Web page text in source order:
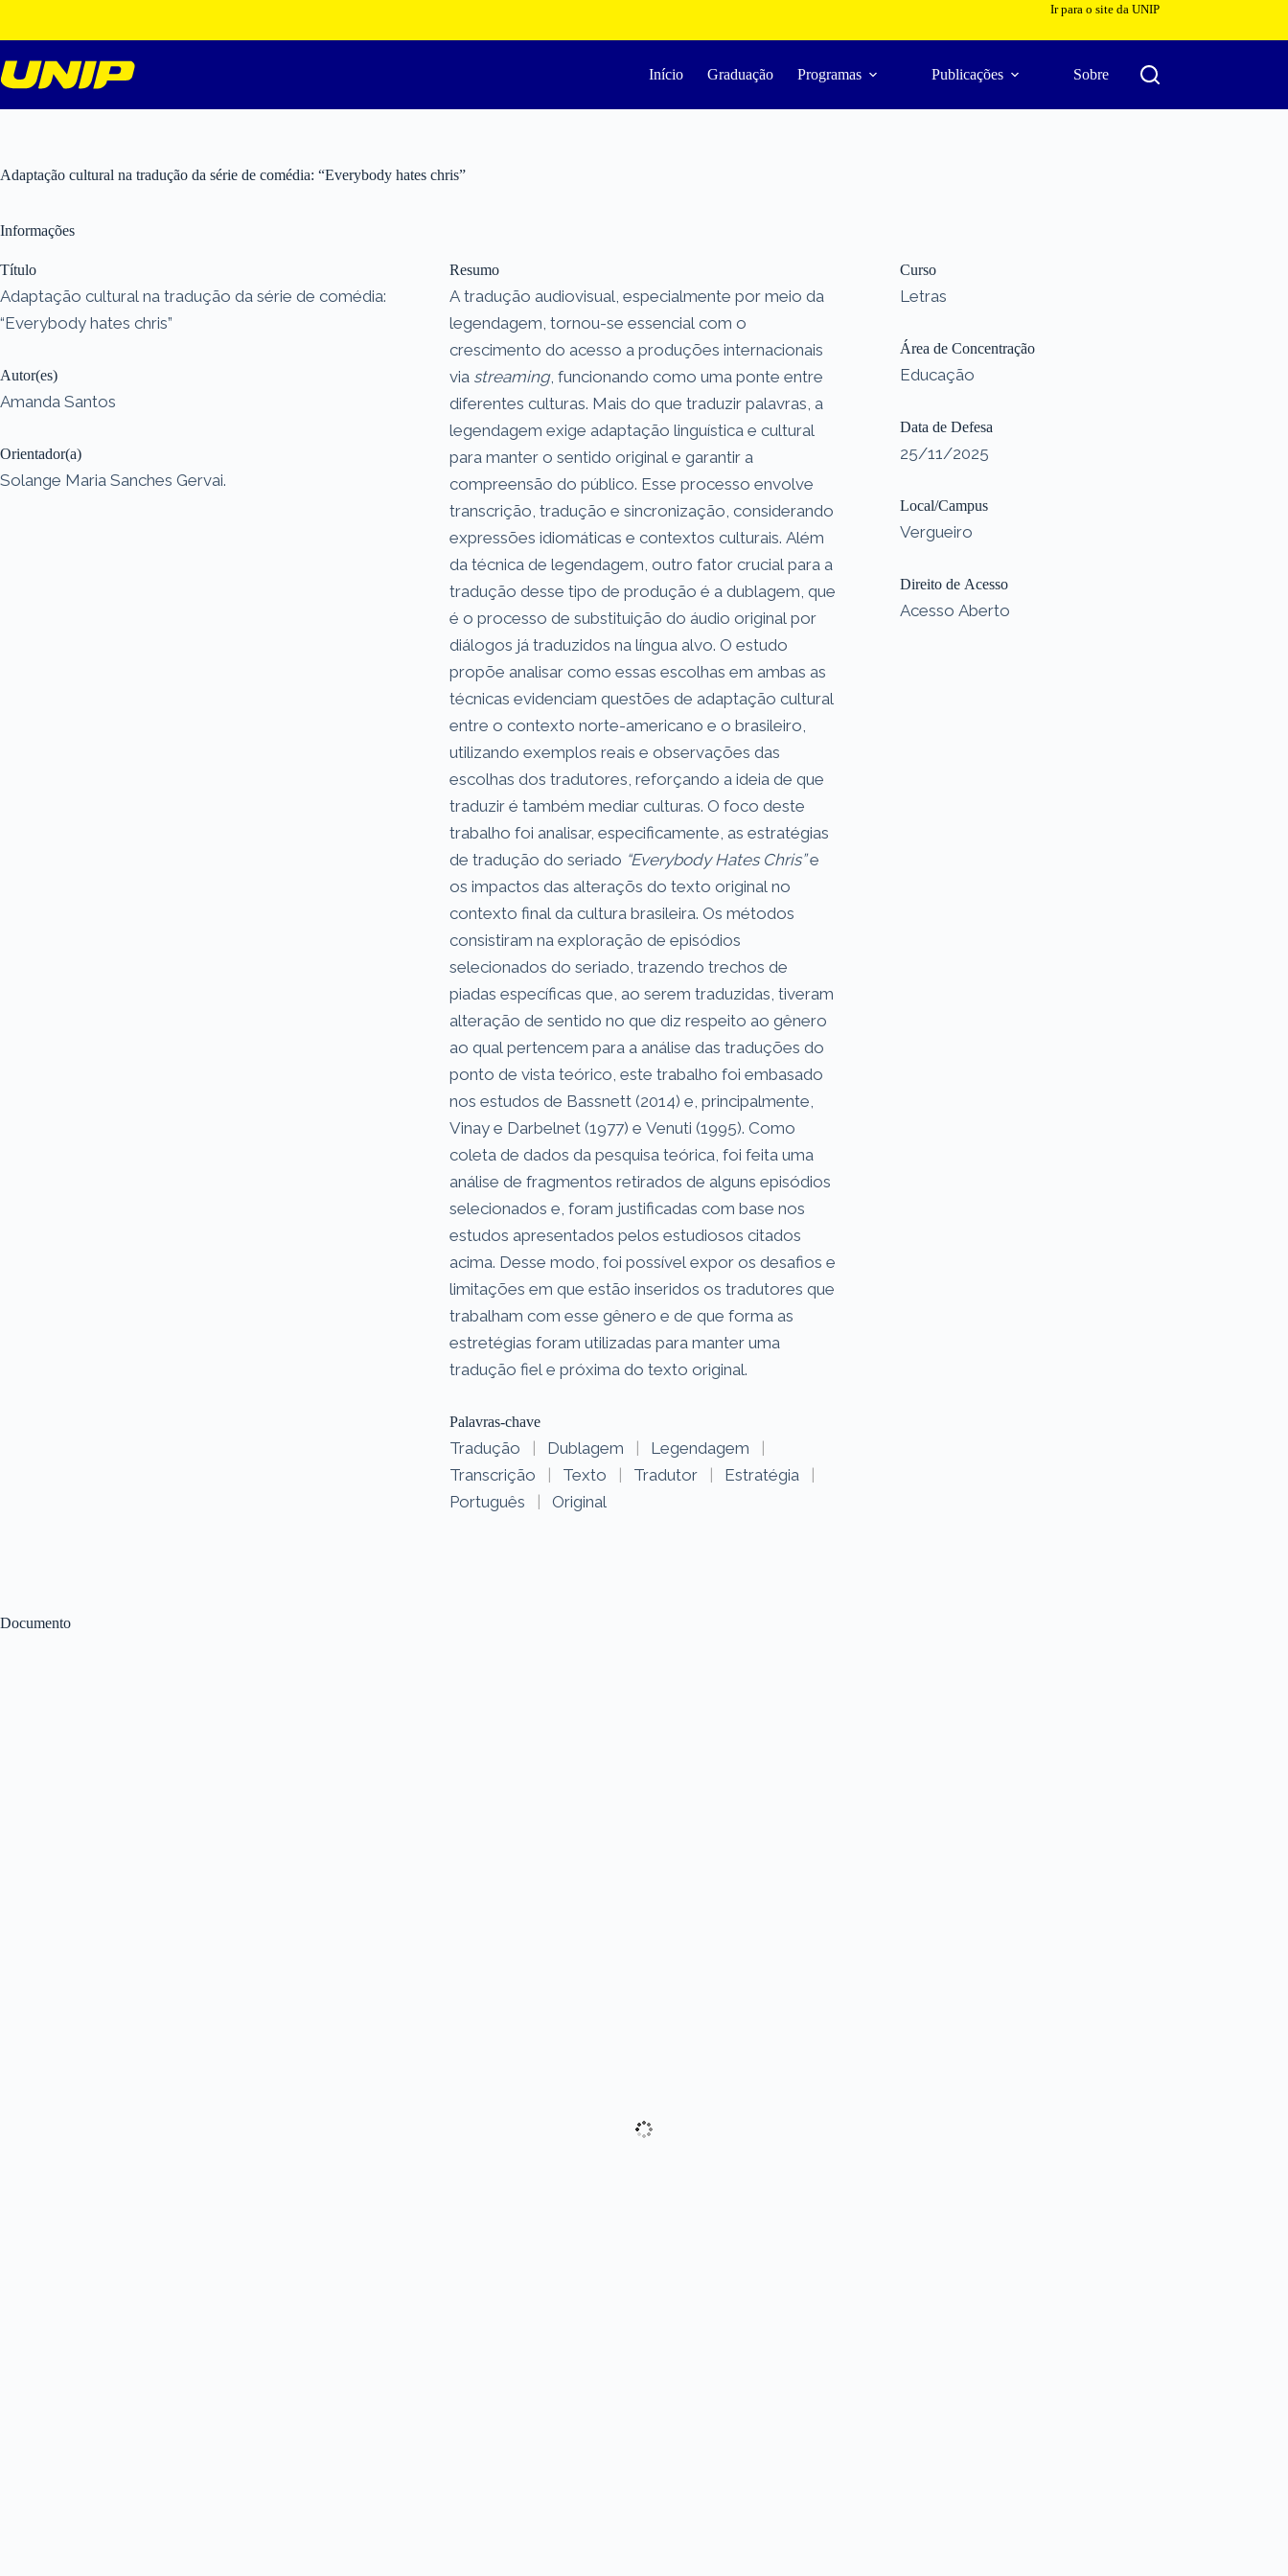
o
conteúdo
Ir para o site da UNIP
Início Graduação Programas Publicações Sobre
Adaptação cultural na tradução da série de comédia: “Everybody hates chris”
Documento
Informações
Título
Adaptação cultural na tradução da série de comédia:
“Everybody hates chris”
Autor(es)
Amanda Santos
Orientador(a)
Solange Maria Sanches Gervai.
Resumo
A tradução audiovisual, especialmente por meio da
legendagem, tornou-se essencial com o
crescimento do acesso a produções internacionais
via streaming, funcionando como uma ponte entre
diferentes culturas. Mais do que traduzir palavras, a
legendagem exige adaptação linguística e cultural
para manter o sentido original e garantir a
compreensão do público. Esse processo envolve
transcrição, tradução e sincronização, considerando
expressões idiomáticas e contextos culturais. Além
da técnica de legendagem, outro fator crucial para a
tradução desse tipo de produção é a dublagem, que
é o processo de substituição do áudio original por
diálogos já traduzidos na língua alvo. O estudo
propõe analisar como essas escolhas em ambas as
técnicas evidenciam questões de adaptação cultural
entre o contexto norte-americano e o brasileiro,
utilizando exemplos reais e observações das
escolhas dos tradutores, reforçando a ideia de que
traduzir é também mediar culturas. O foco deste
trabalho foi analisar, especificamente, as estratégias
de tradução do seriado “Everybody Hates Chris”e
os impactos das alteraçõs do texto original no
contexto final da cultura brasileira. Os métodos
consistiram na exploração de episódios
selecionados do seriado, trazendo trechos de
piadas específicas que, ao serem traduzidas, tiveram
alteração de sentido no que diz respeito ao gênero
ao qual pertencem para a análise das traduções do
ponto de vista teórico, este trabalho foi embasado
nos estudos de Bassnett (2014) e, principalmente,
Vinay e Darbelnet (1977) e Venuti (1995). Como
coleta de dados da pesquisa teórica, foi feita uma
análise de fragmentos retirados de alguns episódios
selecionados e, foram justificadas com base nos
estudos apresentados pelos estudiosos citados
acima. Desse modo, foi possível expor os desafios e
limitações em que estão inseridos os tradutores que
trabalham com esse gênero e de que forma as
estretégias foram utilizadas para manter uma
tradução fiel e próxima do texto original.
Palavras-chave
Tradução | Dublagem | Legendagem
|
Transcrição
| Texto | Tradutor | Estratégia
|
Português
| Original
Curso
Letras
Área de Concentração
Educação
Data de Defesa
25/11/2025
Local/Campus
Vergueiro
Direito de Acesso
Acesso Aberto